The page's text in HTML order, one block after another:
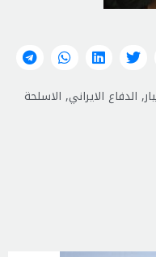
, الدفاع الايراني, الاسلحة